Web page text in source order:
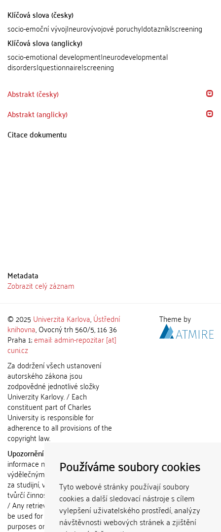
Používáme soubory cookies
Tyto webové stránky používají soubory
cookies a další sledovací nástroje s cílem
vylepšení uživatelského prostředí, analýzy
návštěvnosti webových stránek a zjištění
Klíčová slova (česky)
socio-emoční vývoj|neurovývojové poruchy|dotazník|screening
Klíčová slova (anglicky)
socio-emotional development|neurodevelopmental
disorders|questionnaire|screening
Abstrakt (česky)
Abstrakt (anglicky)
Citace dokumentu
Metadata
Zobrazit celý záznam
© 2025 Univerzita Karlova,Ústřední
knihovna, Ovocný trh 560/5, 116 36
Praha 1;email: admin-repozitar [at]
cuni.cz
Za dodržení všech ustanovení
autorského zákona jsou
zodpovědné jednotlivé složky
Univerzity Karlovy. / Each
constituent part of Charles
University is responsible for
adherence to all provisions of the
copyright law.
Upozornění / Notice:
informace nemohou být použity k
výdělečným účelům nebo vydávány
za studijní, vědeckou nebo jinou
tvůrčí činnost jiné osoby než autora.
/ Any retrieved information shall not
be used for any commercial
purposes or claimed as results of
Theme by